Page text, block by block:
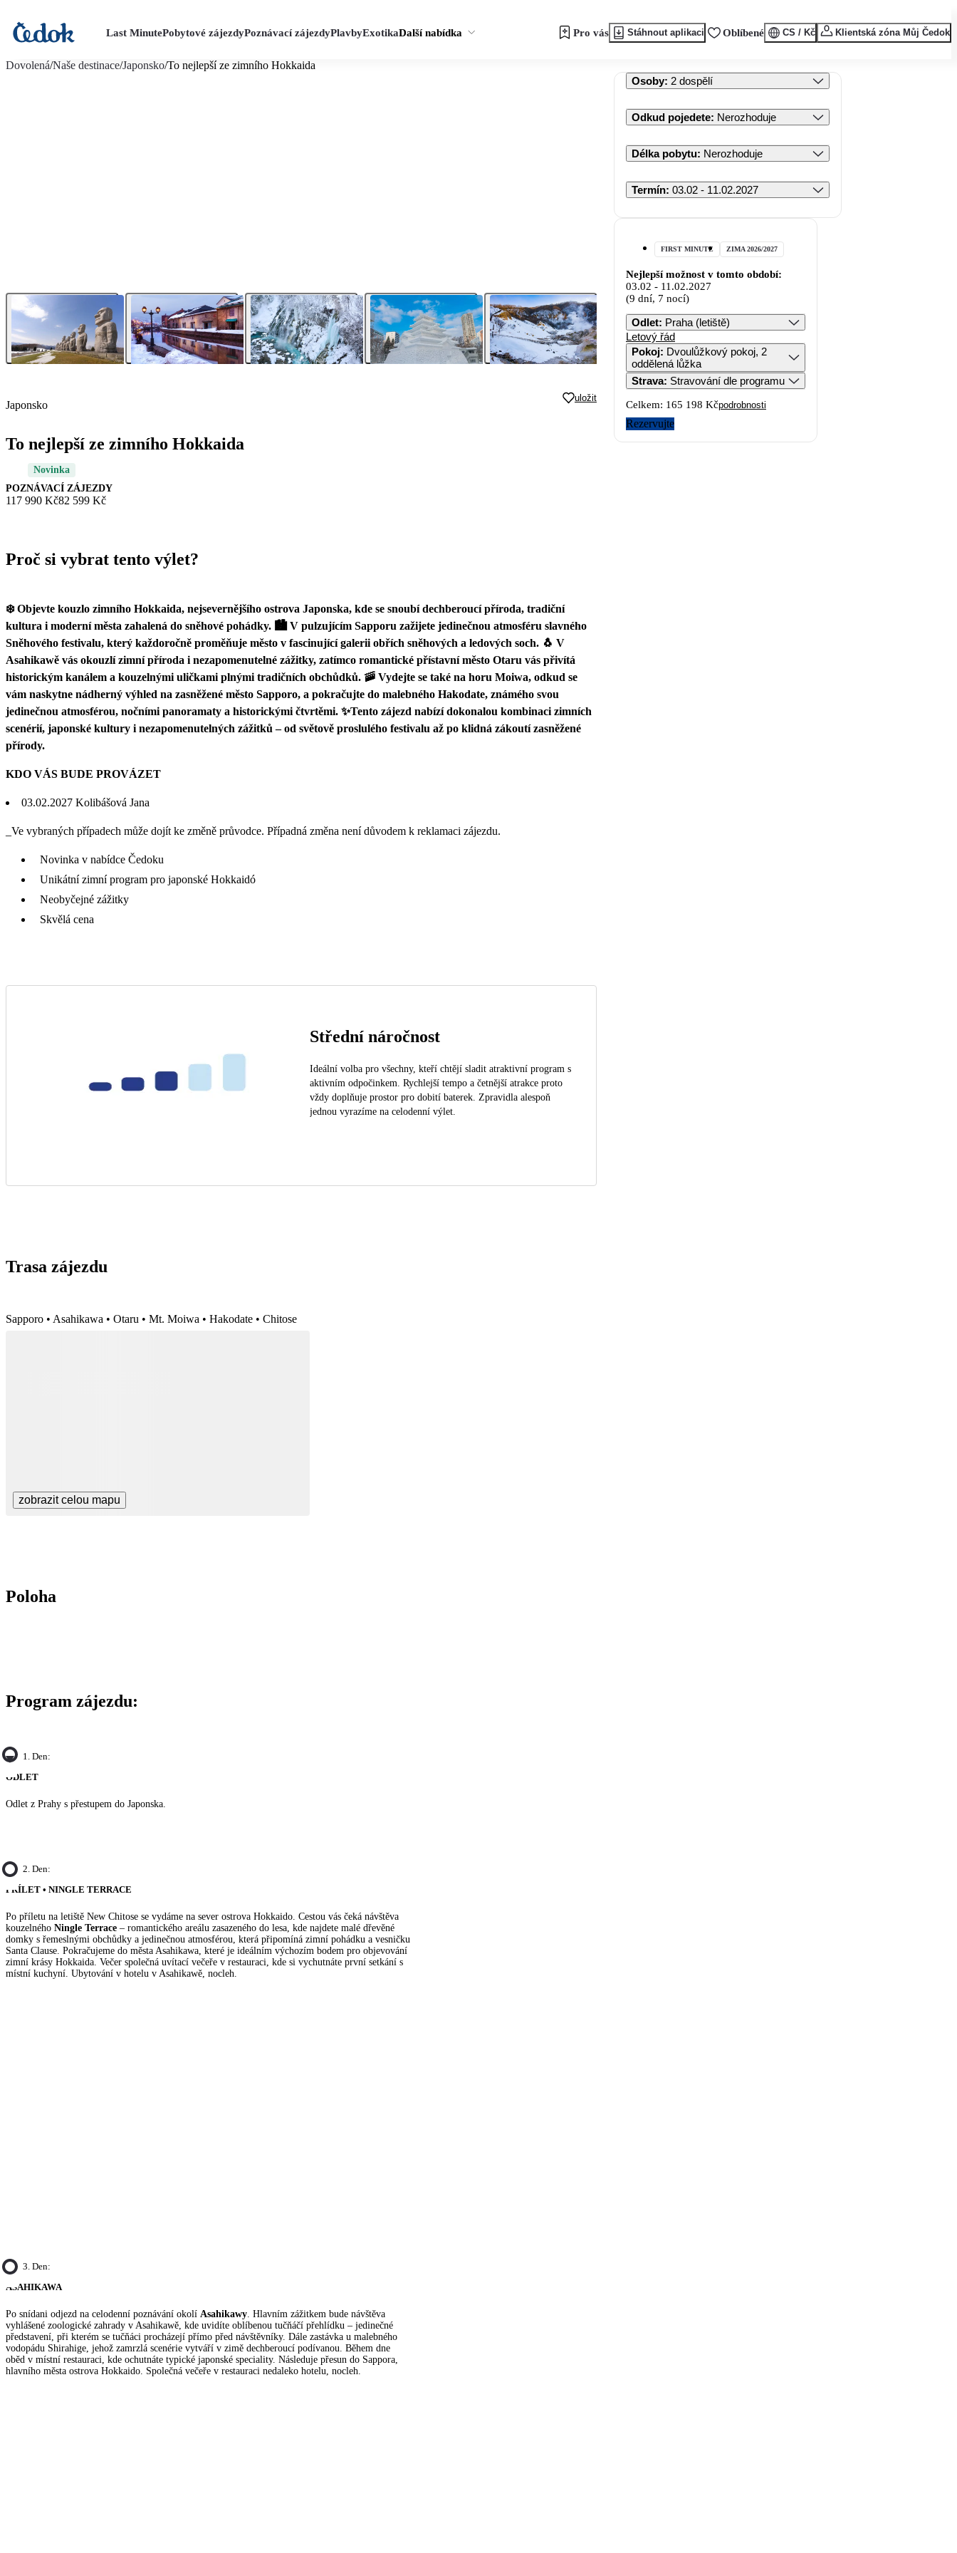
Last MinutePobytové zájezdyPoznávací zájezdyPlavbyExotikaDalší nabídka Pro vás Stáhnout aplikaci Oblíbené CS / Kč Klientská zóna Můj Čedok
Dovolená/Naše destinace/Japonsko/To nejlepší ze zimního Hokkaida
Japonsko
uložit
To nejlepší ze zimního Hokkaida
Novinka
POZNÁVACÍ ZÁJEZDY
117 990 Kč82 599 Kč
Proč si vybrat tento výlet?
❄️ Objevte kouzlo zimního Hokkaida, nejsevernějšího ostrova Japonska, kde se snoubí dechberoucí příroda, tradiční
kultura i moderní města zahalená do sněhové pohádky. 🏙️ V pulzujícím Sapporu zažijete jedinečnou atmosféru slavného
Sněhového festivalu, který každoročně proměňuje město v fascinující galerii obřích sněhových a ledových soch. 🐧 V
Asahikawě vás okouzlí zimní příroda i nezapomenutelné zážitky, zatímco romantické přístavní město Otaru vás přivítá
historickým kanálem a kouzelnými uličkami plnými tradičních obchůdků. 🚠 Vydejte se také na horu Moiwa, odkud se
vám naskytne nádherný výhled na zasněžené město Sapporo, a pokračujte do malebného Hakodate, známého svou
jedinečnou atmosférou, nočními panoramaty a historickými čtvrtěmi. ✨Tento zájezd nabízí dokonalou kombinaci zimních
scenérií, japonské kultury i nezapomenutelných zážitků – od světově proslulého festivalu až po klidná zákoutí zasněžené
přírody.
KDO VÁS BUDE PROVÁZET
03.02.2027 Kolibášová Jana
_Ve vybraných případech může dojít ke změně průvodce. Případná změna není důvodem k reklamaci zájezdu.
Novinka v nabídce Čedoku
Unikátní zimní program pro japonské Hokkaidó
Neobyčejné zážitky
Skvělá cena
Střední náročnost
Ideální volba pro všechny, kteří chtějí sladit atraktivní program s
aktivním odpočinkem. Rychlejší tempo a četnější atrakce proto
vždy doplňuje prostor pro dobití baterek. Zpravidla alespoň
jednou vyrazíme na celodenní výlet.
Trasa zájezdu
Sapporo • Asahikawa • Otaru • Mt. Moiwa • Hakodate • Chitose
zobrazit celou mapu
Poloha
Program zájezdu:
1. Den:
ODLET
Odlet z Prahy s přestupem do Japonska.
2. Den:
PŘÍLET • NINGLE TERRACE
Po příletu na letiště New Chitose se vydáme na sever ostrova Hokkaido. Cestou vás čeká návštěva
kouzelného Ningle Terrace – romantického areálu zasazeného do lesa, kde najdete malé dřevěné
domky s řemeslnými obchůdky a jedinečnou atmosférou, která připomíná zimní pohádku a vesničku
Santa Clause. Pokračujeme do města Asahikawa, které je ideálním výchozím bodem pro objevování
zimní krásy Hokkaida. Večer společná uvítací večeře v restauraci, kde si vychutnáte první setkání s
místní kuchyní. Ubytování v hotelu v Asahikawě, nocleh.
3. Den:
ASAHIKAWA
Po snídani odjezd na celodenní poznávání okolí Asahikawy . Hlavním zážitkem bude návštěva
vyhlášené zoologické zahrady v Asahikawě, kde uvidíte oblíbenou tučňáčí přehlídku – jedinečné
představení, při kterém se tučňáci procházejí přímo před návštěvníky. Dále zastávka u malebného
vodopádu Shirahige, jehož zamrzlá scenérie vytváří v zimě dechberoucí podívanou. Během dne
oběd v místní restauraci, kde ochutnáte typické japonské speciality. Následuje přesun do Sappora,
hlavního města ostrova Hokkaido. Společná večeře v restauraci nedaleko hotelu, nocleh.
Osoby: 2 dospělí
Odkud pojedete: Nerozhoduje
Délka pobytu: Nerozhoduje
Termín: 03.02 - 11.02.2027
FIRST MINUTE ZIMA 2026/2027
Nejlepší možnost v tomto období:
03.02 - 11.02.2027
(9 dní, 7 nocí)
Odlet: Praha (letiště)
Letový řád
Pokoj: Dvoulůžkový pokoj, 2
oddělená lůžka
Strava: Stravování dle programu
Celkem: 165 198 Kčpodrobnosti
Rezervujte